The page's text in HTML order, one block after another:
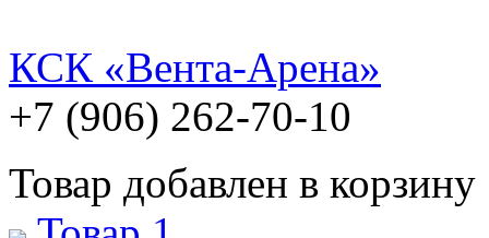
КСК «Вента-Арена»
+7 (906) 262-70-10
Товар добавлен в корзину